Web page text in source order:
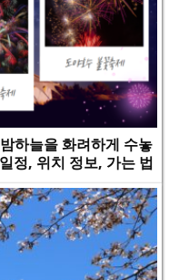
밤하늘을 화려하게 수놓
정, 위치 정보, 가는 법